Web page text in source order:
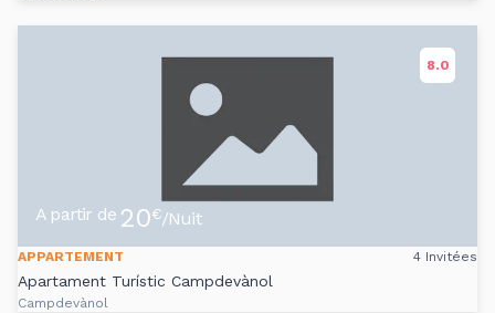
8.0
A partir de 20€/Nuit
APPARTEMENT 4 Invitées
Apartament Turístic Campdevànol
Campdevànol